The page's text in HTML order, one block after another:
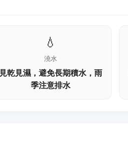
💧
澆水
見乾見濕，避免長期積水，雨
季注意排水